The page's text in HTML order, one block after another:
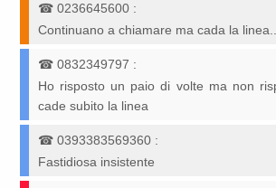
☎0236645600 :
Continuano a chiamare ma cada la
☎0832349797 :
Ho risposto un paio di volte ma non
cade subito la linea
☎0393383569360 :
Fastidiosa insistente